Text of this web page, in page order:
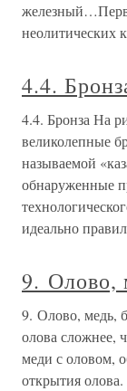
неолитических
4.4.
4.4. Бронза На
великолепные
называемой
обнаруженные
идеально
9. Олово,
9. Олово, медь,
олова сложнее,
меди с оловом,
открытия